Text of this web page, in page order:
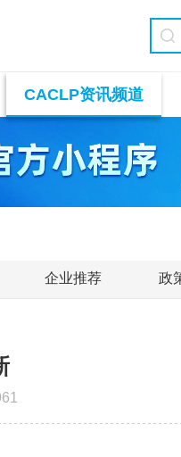
CACLP资讯频道
企业推荐 政